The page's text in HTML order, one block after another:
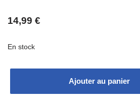
14,99 €
En stock
Ajouter au panier